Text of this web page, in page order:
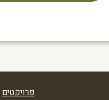
פרויקטים